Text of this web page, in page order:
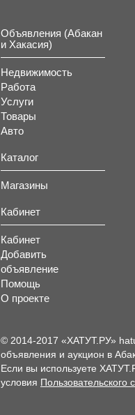
Объявления (Абакан
и Хакасия)
Недвижимость
Работа
Услуги
Товары
Авто
Каталог
Магазины
Кабинет
Кабинет
Добавить
объявление
Помощь
О проекте
© 2014-2017 «ХАТУТ.РУ»
объявления и аукцион в
Если вы используете
условия Пользовательского